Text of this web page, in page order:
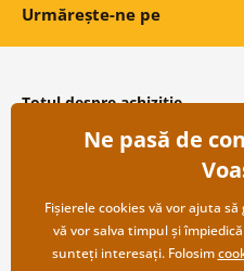
Urmărește-ne pe
Totul despre achiziție
Condiții și termeni generali
Protecția datelor personale
Transport și modalități de plată
Returnare
Ne pasă de
Fișierele cookies vă vor ajuta
vă vor salva timpul și
sunteți interesați. Folosim